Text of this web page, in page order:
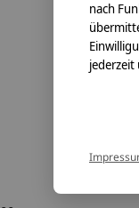
nach
jederzeit